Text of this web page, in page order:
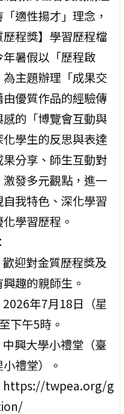
適性揚才」理念，
程獎】學習歷程檔
暑假以「歷程啟
主題辦理「成果交
優質作品的經驗傳
的「博覽會互動與
學生的反思與表達
分享、師生互動對
發多元觀點，進一
我特色、深化學習
學習歷程。
迎對金質歷程獎及
趣的親師生。
年7月18日（星
下午5時。
興大學小禮堂（臺
禮堂）。
https://twpea.org/g